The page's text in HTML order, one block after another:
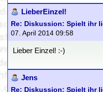
LieberEinzel!
Re: Diskussion: Spielt ihr
07. April 2014 09:58
Lieber Einzel! :-)
Jens
Re: Diskussion: Spielt ihr